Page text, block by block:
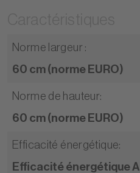
Norme largeur :
60 cm (norme EURO)
Norme de hauteur:
60 cm (norme EURO)
Efficacité énergétique:
Efficacité énergétique A